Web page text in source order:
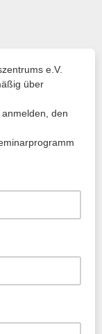
e.V.
über
den